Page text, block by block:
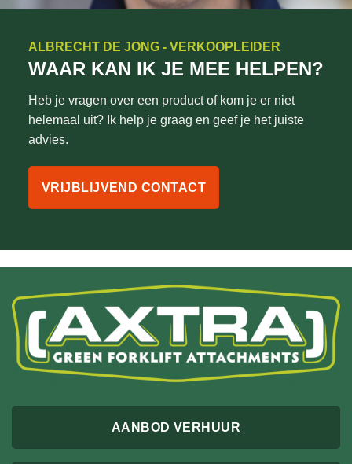
ALBRECHT DE JONG - VERKOOPLEIDER
WAAR KAN IK JE MEE HELPEN?
Heb je vragen over een product of kom je er niet
helemaal uit? Ik help je graag en geef je het juiste
advies.
VRIJBLIJVEND CONTACT
AANBOD VERHUUR